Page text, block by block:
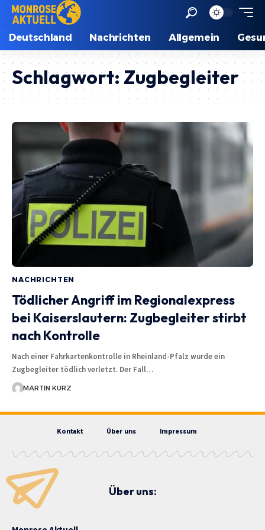
Deutschland Nachrichten Allgemein
Schlagwort:Zugbegleiter
NACHRICHTEN
Tödlicher Angriff im Regionalexpress
bei Kaiserslautern: Zugbegleiter stirbt
nach Kontrolle
Nach einer Fahrkartenkontrolle in Rheinland-Pfalz wurde ein
Zugbegleiter tödlich verletzt. Der Fall…
MARTIN KURZ
Kontakt Über uns Impressum
Über uns: